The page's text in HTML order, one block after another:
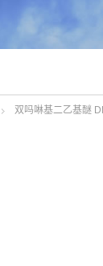
双吗啉基二乙基醚